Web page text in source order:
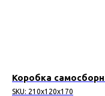
Коробка
SKU: 210х120х170